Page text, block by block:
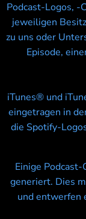
Podcast-Logos, -
jeweiligen
zu uns oder
Episode,
iTunes® und
eingetragen in
die Spotify-
Einige
generiert. Dies
und entwerfen